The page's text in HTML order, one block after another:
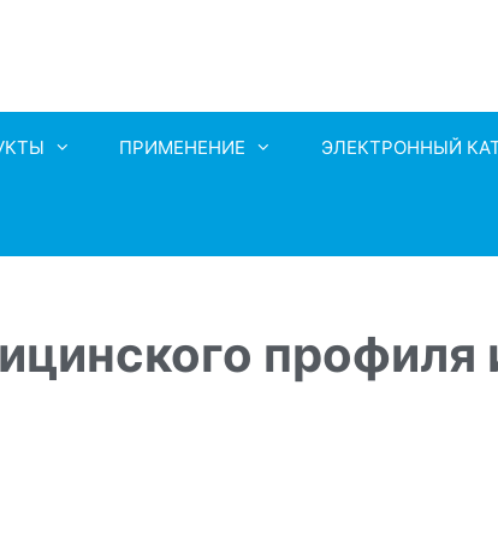
ПРИМЕНЕНИЕ ЭЛЕКТРОННЫЙ
профиля